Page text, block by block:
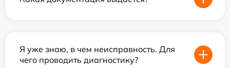
Я уже знаю, в чем неисправность. Для
чего проводить диагностику?